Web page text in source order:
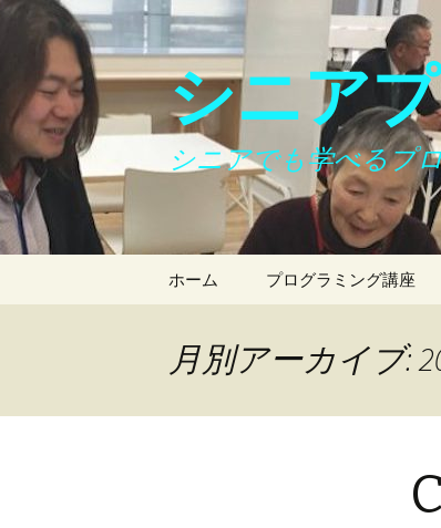
シニア
シニアでも学べるプ
ホーム プログラミング講座
月別アーカイブ: